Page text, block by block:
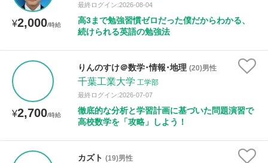
¥2,000/時給
最終ログイン:2026-08-04
高3まで勉強習慣ゼロだった僕だからわかる、
続けられる英語の勉強法
¥2,700/時給
りんのすけ＠数学･情報･地理 (20)男性
千葉工業大学 工学部
最終ログイン:2026-07-07
徹底的な分析と学習計画に基づいた問題演習で
高校数学を「攻略」しよう！
カズト (19)男性